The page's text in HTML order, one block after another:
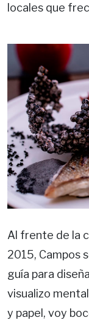
locales que
Al frente de la
2015, Campos
guía para
visualizo
y papel, voy